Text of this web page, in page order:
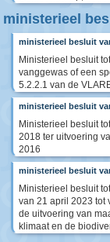
ministerieel
ministerieel besluit
Ministerieel besluit
vanggewas of een
5.2.2.1 van de
ministerieel besluit
Ministerieel besluit
2018 ter uitvoering
2016
ministerieel besluit
Ministerieel besluit
van 21 april 2023 tot
de uitvoering van
klimaat en de